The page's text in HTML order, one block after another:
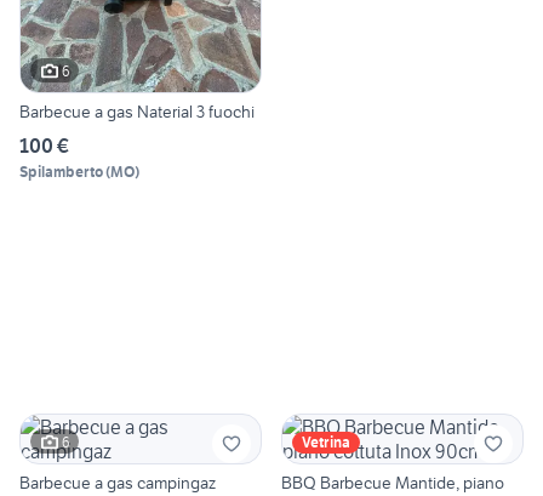
6
Barbecue a gas Naterial 3 fuochi
100 €
Spilamberto(MO)
6
Barbecue a gas campingaz
Vetrina
BBQ Barbecue Mantide, piano